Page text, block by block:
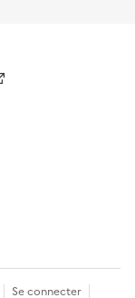
Se connecter